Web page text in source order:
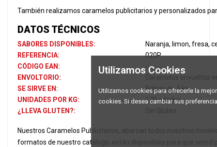
Utilizamos Cookies
Utilizamos cookies para ofrecerle la
cookies. Si desea cambiar sus
También realizamos caramelos publicitarios y personalizados
DATOS TÉCNICOS
SABORES DISPONIBLES:
Naranja, limon, fresa,
REFERENCIA:
020P
CÓDIGO EAN:
-
ENVOLTORIO:
Caramelos envueltos
SE SIRVE EN:
Bolsas de 1 kg.
UNIDADES POR KG:
170 uds/kg
¿LLEVA GLUTEN?:
Sin Gluten
Nuestros Caramelos Publicitarios, abarcan todos nuestros
formatos de nuestro catálogo, están disponibles para que